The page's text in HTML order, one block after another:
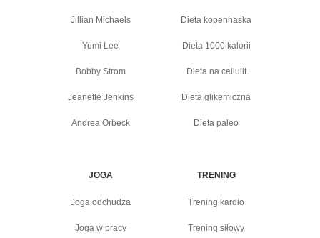
Jillian Michaels
Yumi Lee
Bobby Strom
Jeanette Jenkins
Andrea Orbeck
Dieta kopenhaska
Dieta 1000 kalorii
Dieta na cellulit
Dieta glikemiczna
Dieta paleo
JOGA
Joga odchudza
Joga w pracy
TRENING
Trening kardio
Trening siłowy